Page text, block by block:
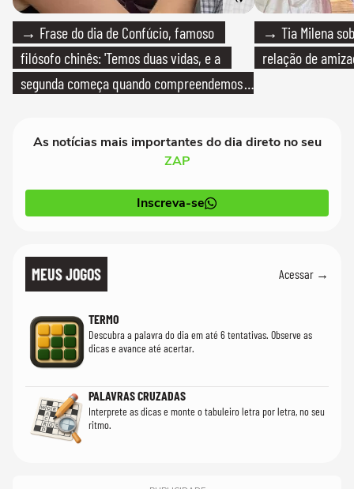
→ Frase do dia de Confúcio, famoso
filósofo chinês: 'Temos duas vidas, e a
segunda começa quando compreendemos
→ Tia Milena
relação de
As notícias mais importantes do dia direto no seu
ZAP
Inscreva-se
MEUS JOGOS Acessar →
TERMO
Descubra a palavra do dia em até 6 tentativas. Observe as
dicas e avance até acertar.
PALAVRAS CRUZADAS
Interprete as dicas e monte o tabuleiro letra por letra, no seu
ritmo.